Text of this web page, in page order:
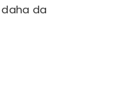
daha da